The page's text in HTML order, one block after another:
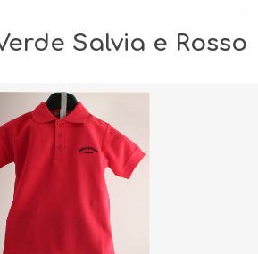
Salvia e Rosso